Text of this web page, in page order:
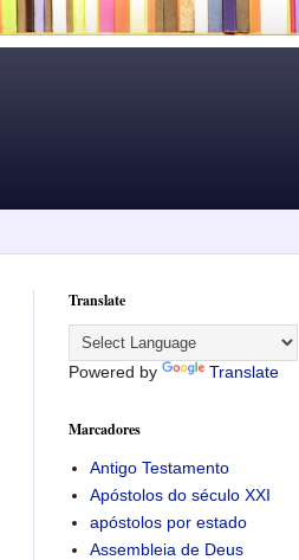
Translate
Powered by Translate
Marcadores
Antigo Testamento
Apóstolos do século XXI
apóstolos por estado
Assembleia de Deus